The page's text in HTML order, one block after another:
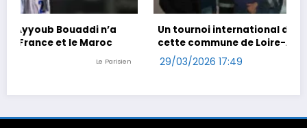
Un tournoi international de foot en marchant dans
cette commune de Loire-Atlantique
29/03/2026 17:49 Ouest-France